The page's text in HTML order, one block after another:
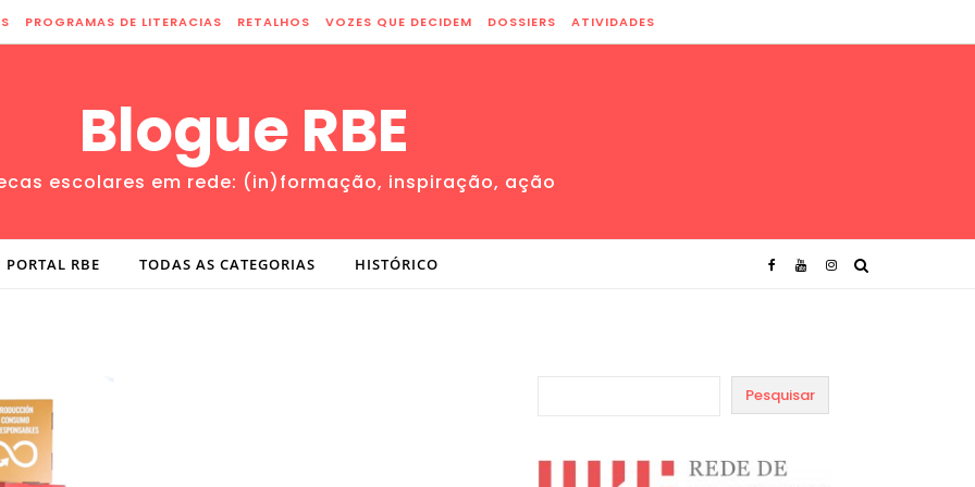
PROGRAMAS DE LITERACIAS RETALHOS VOZES QUE DECIDEM DOSSIERS ATIVIDADES
Blogue RBE
escolares em rede: (in)formação, inspiração, ação
PORTAL RBE TODAS AS CATEGORIAS HISTÓRICO
Pesquisar